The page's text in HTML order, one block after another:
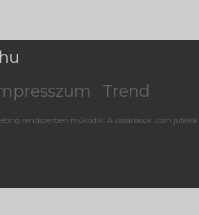
Trend
rendszerben működik. A vásárlások után jutalék